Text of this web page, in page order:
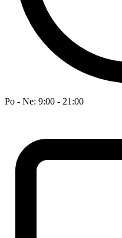
Po - Ne: 9:00 - 21:00